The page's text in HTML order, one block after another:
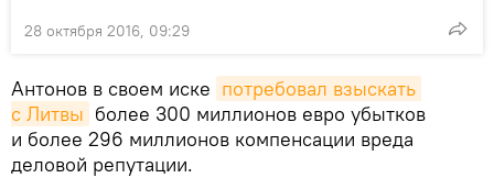
28 октября 2016, 09:29
Антонов в своем иске потребовал взыскать
с Литвы более 300 миллионов евро убытков
и более 296 миллионов компенсации вреда
деловой репутации.